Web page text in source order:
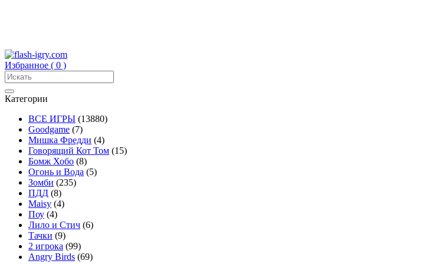
Избранное ( 0 )
Категории
ВСЕ ИГРЫ (13880)
Goodgame (7)
Мишка Фредди (4)
Говорящий Кот Том (15)
Бомж Хобо (8)
Огонь и Вода (5)
Зомби (235)
ПДД (8)
Maisy (4)
Поу (4)
Лило и Стич (6)
Тачки (9)
2 игрока (99)
Angry Birds (69)